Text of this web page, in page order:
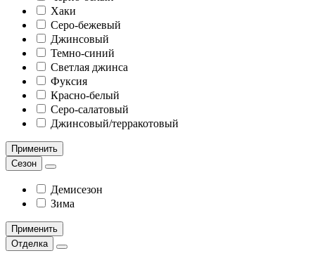
Хаки
Серо-бежевый
Джинсовый
Темно-синий
Светлая джинса
Фуксия
Красно-белый
Серо-салатовый
Джинсовый/терракотовый
Применить
Сезон
Демисезон
Зима
Применить
Отделка